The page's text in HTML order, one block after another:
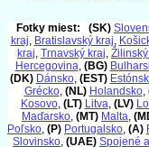
Fotky miest: (SK)
kraj, Bratislavský kraj,
kraj, Trnavský kraj,
Hercegovina, (BG)
(DK) Dánsko, (EST)
Grécko, (NL) Holandsko,
Kosovo, (LT) Litva, (LV)
Maďarsko, (MT) Malta,
Poľsko, (P) Portugalsko, (A)
Slovinsko, (UAE) Spojené